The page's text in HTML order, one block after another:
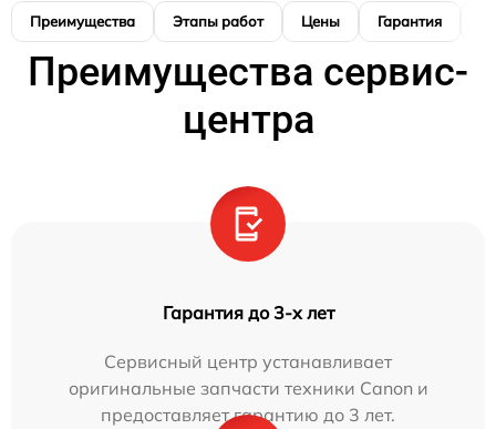
Преимущества Этапы работ Цены Гарантия
Преимущества сервис-
центра
Гарантия до 3-х лет
Сервисный центр устанавливает
оригинальные запчасти техники Canon и
предоставляет гарантию до 3 лет.